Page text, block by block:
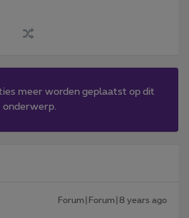
meer worden geplaatst op dit
onderwerp.
Forum|Forum|8 years ago